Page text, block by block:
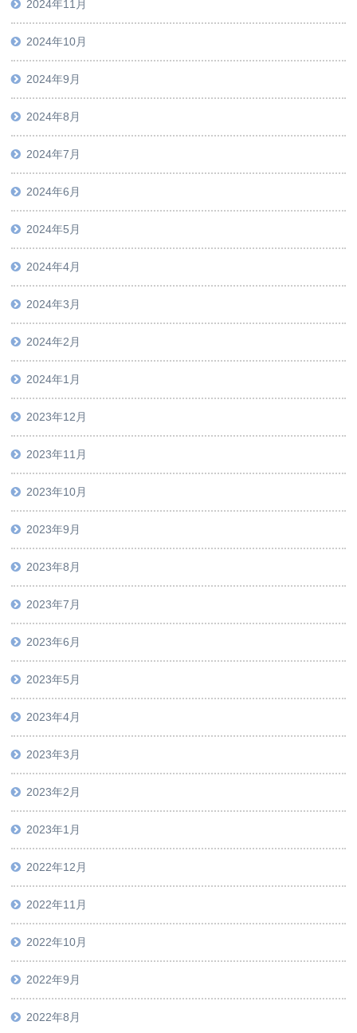
2024年11月
2024年10月
2024年9月
2024年8月
2024年7月
2024年6月
2024年5月
2024年4月
2024年3月
2024年2月
2024年1月
2023年12月
2023年11月
2023年10月
2023年9月
2023年8月
2023年7月
2023年6月
2023年5月
2023年4月
2023年3月
2023年2月
2023年1月
2022年12月
2022年11月
2022年10月
2022年9月
2022年8月